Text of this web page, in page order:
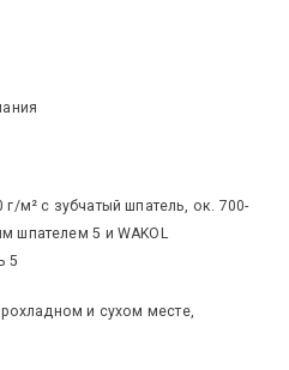
г/м² с зубчатый шпатель, ок. 700-
шпателем 5 и WAKOL
5
и сухом месте,